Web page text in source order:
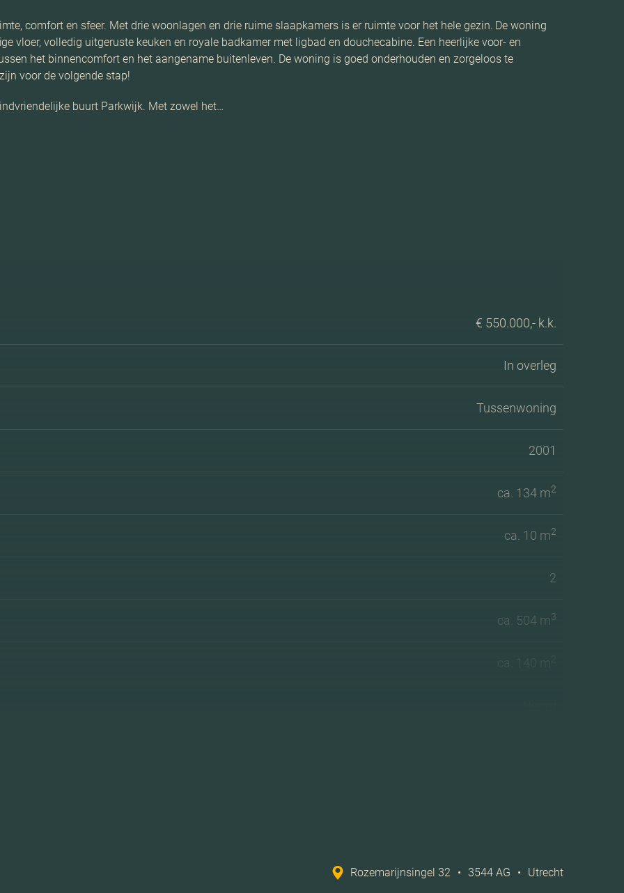
comfort en sfeer. Met drie woonlagen en drie ruime slaapkamers is er ruimte voor het hele gezin. De woning
vloer, volledig uitgeruste keuken en royale badkamer met ligbad en douchecabine. Een heerlijke voor- en
het binnencomfort en het aangename buitenleven. De woning is goed onderhouden en zorgeloos te
voor de volgende stap!
buurt Parkwijk. Met zowel het…
€ 550.000,- k.k.
In overleg
Tussenwoning
2001
ca. 134 m2
ca. 10 m2
2
ca. 504 m3
Mechanische ventilatie, tv kabel, natuurlijke ventilatie
Rozemarijnsingel 32 • 3544 AG • Utrecht